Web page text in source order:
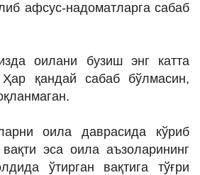
афсус-надоматларга сабаб
оилани бузиш энг катта
қандай сабаб бўлмасин,
оила даврасида кўриб
эса оила аъзоларининг
ўтирган вақтига тўғри